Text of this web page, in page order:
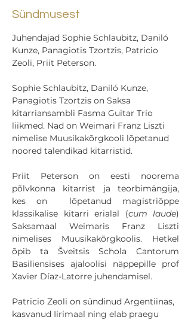
Sündmusest
Juhendajad Sophie Schlaubitz, Daniló
Kunze, Panagiotis Tzortzis, Patricio
Zeoli, Priit Peterson.
Sophie Schlaubitz, Daniló Kunze,
Panagiotis Tzortzis on Saksa
kitarriansambli Fasma Guitar Trio
liikmed. Nad on Weimari Franz Liszti
nimelise Muusikakõrgkooli lõpetanud
noored talendikad kitarristid.
Priit Peterson on eesti noorema
põlvkonna kitarrist ja teorbimängija,
kes on  lõpetanud magistriõppe
klassikalise kitarri erialal (cum laude)
Saksamaal Weimaris Franz Liszti
nimelises Muusikakõrgkoolis. Hetkel
õpib ta Šveitsis Schola Cantorum
Basiliensises ajaloolisi näppepille prof
Xavier Díaz-Latorre juhendamisel.
Patricio Zeoli on sündinud Argentiinas,
kasvanud Iirimaal ning elab praegu